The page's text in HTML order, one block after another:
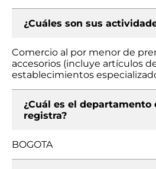
¿Cuáles son sus
Comercio al por menor de
accesorios (incluye artículos
establecimientos
¿Cuál es el departamento
registra?
BOGOTA